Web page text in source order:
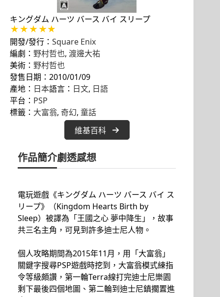
キングダム ハーツ バース バイ スリープ
開發/發行： Square Enix
編劇： 野村哲也, 渡邊大祐
美術： 野村哲也
發售日期：2010/01/09
產地： 日本語言： 日文, 日語
平台： PSP
標籤： 大富翁, 奇幻, 童話
維基百科
作品簡介劇透感想
電玩遊戲《キングダム ハーツ バース バイ ス
リープ》（Kingdom Hearts Birth by
Sleep）被譯為「王國之心 夢中降生」，故事
共三名主角，可見到許多迪士尼人物。
個人攻略期間為2015年11月，用「大富翁」
關鍵字搜尋PSP遊戲時挖到，大富翁模式練指
令等級頗讚，第一輪Terra線打完迪士尼樂園
剩下最後四個地圖、第二輪到迪士尼鎮擱置進